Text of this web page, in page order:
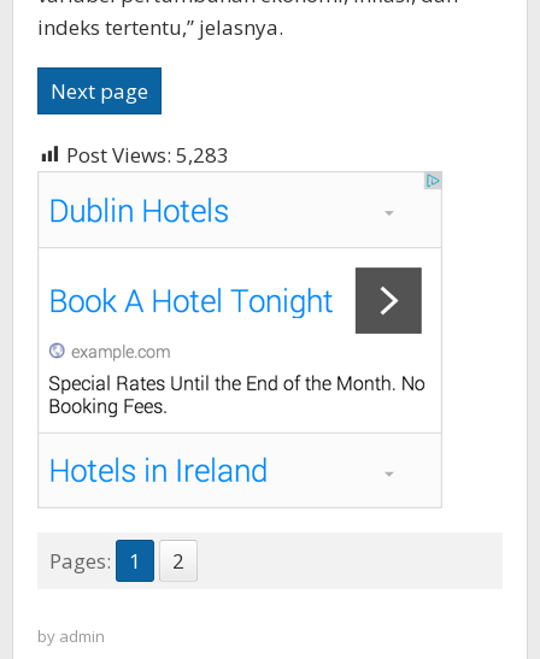
indeks tertentu,” jelasnya.
Next page
Post Views: 5,283
Pages: 1 2
by admin